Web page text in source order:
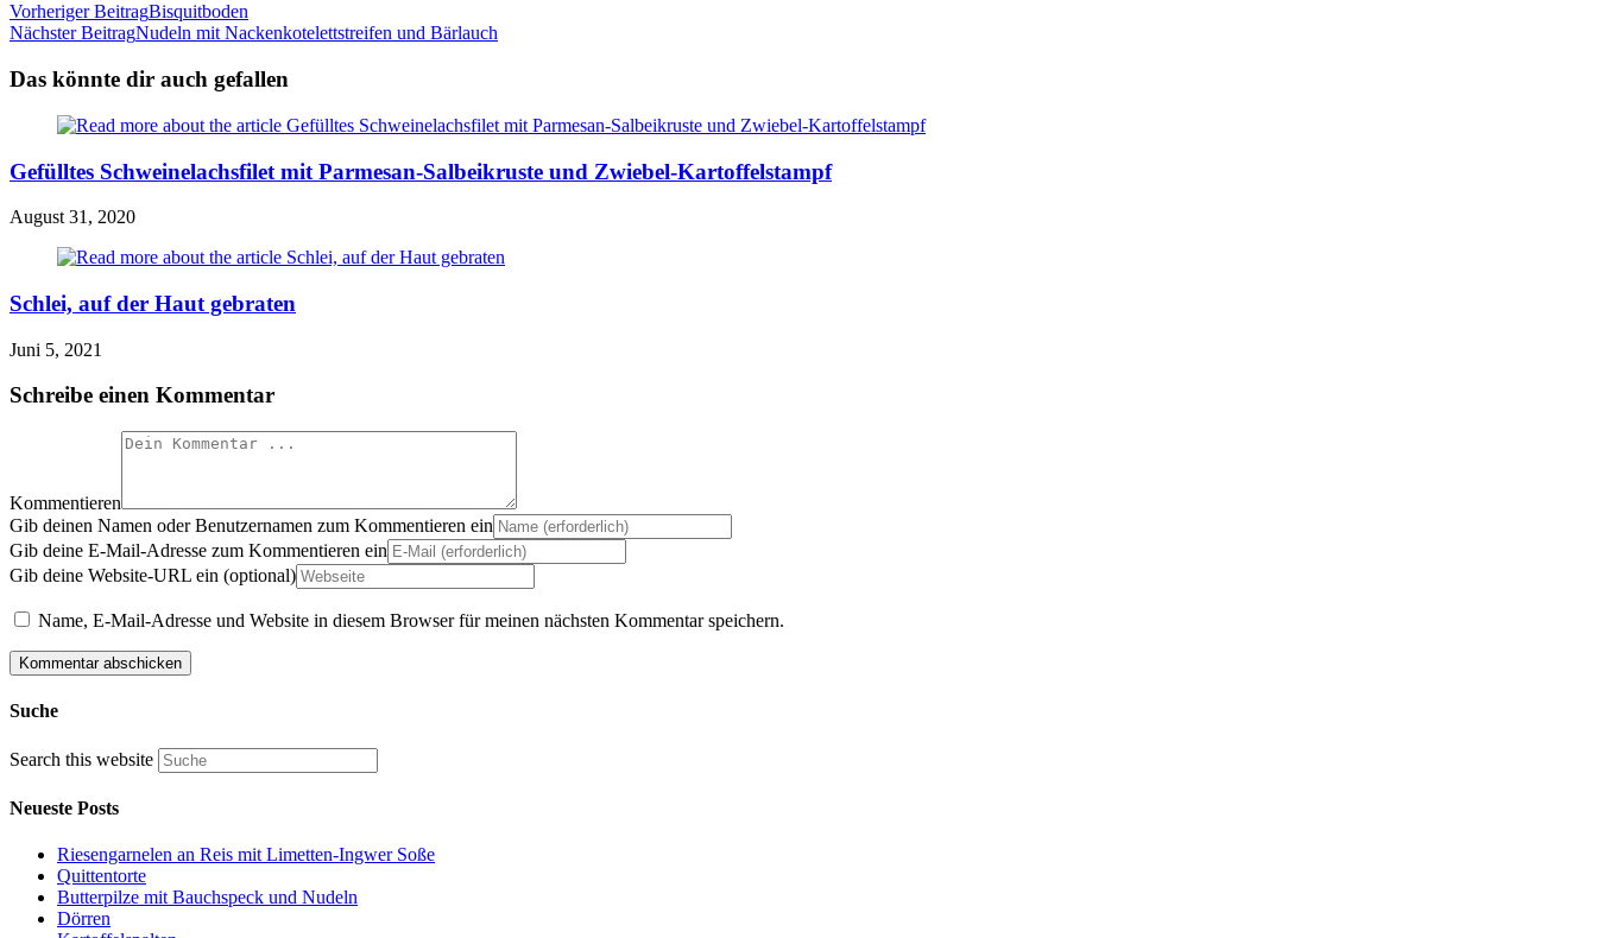
Vorheriger BeitragBisquitboden
Nächster BeitragNudeln mit Nackenkotelettstreifen und Bärlauch
Das könnte dir auch gefallen
Gefülltes Schweinelachsfilet mit Parmesan-Salbeikruste und Zwiebel-Kartoffelstampf
August 31, 2020
Schlei, auf der Haut gebraten
Juni 5, 2021
Schreibe einen Kommentar
Kommentieren
Gib deinen Namen oder Benutzernamen zum Kommentieren ein
Gib deine E-Mail-Adresse zum Kommentieren ein
Gib deine Website-URL ein (optional)
Name, E-Mail-Adresse und Website in diesem Browser für meinen nächsten Kommentar speichern.
Suche
Search this website
Neueste Posts
Riesengarnelen an Reis mit Limetten-Ingwer Soße
Quittentorte
Butterpilze mit Bauchspeck und Nudeln
Dörren